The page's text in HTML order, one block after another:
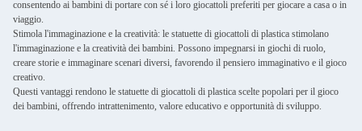
consentendo ai bambini di portare con sé i loro giocattoli preferiti per giocare a casa o in
viaggio.
Stimola l'immaginazione e la creatività: le statuette di giocattoli di plastica stimolano
l'immaginazione e la creatività dei bambini. Possono impegnarsi in giochi di ruolo,
creare storie e immaginare scenari diversi, favorendo il pensiero immaginativo e il gioco
creativo.
Questi vantaggi rendono le statuette di giocattoli di plastica scelte popolari per il gioco
dei bambini, offrendo intrattenimento, valore educativo e opportunità di sviluppo.